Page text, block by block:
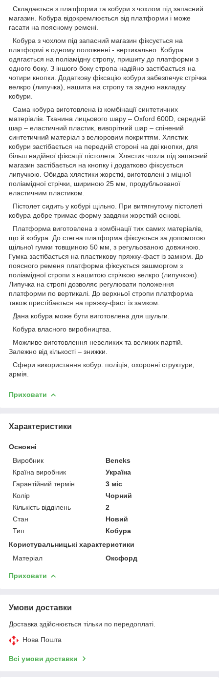
Складається з платформи та кобури з чохлом під запасний
магазин. Кобура відокремлюється від платформи і може
гасати на поясному ремені.
Кобура з чохлом під запасний магазин фіксується на
платформі в одному положенні - вертикально. Кобура
одягається на поліамідну стропу, пришиту до платформи з
одного боку. З іншого боку стропа надійно застібається на
чотири кнопки. Додаткову фіксацію кобури забезпечує стрічка
велкро (липучка), нашита на стропу та задню накладку
кобури.
Сама кобура виготовлена із комбінації синтетичних
матеріалів. Тканина лицьового шару – Oxford 600D, середній
шар – еластичний пластик, виворітний шар – спінений
синтетичний матеріал з велюровим покриттям. Хлястик
кобури застібається на передній стороні на дві кнопки, для
більш надійної фіксації пістолета. Хлястик чохла під запасний
магазин застібається на кнопку і додатково фіксується
липучкою. Обидва хлястики жорсткі, виготовлені з міцної
поліамідної стрічки, шириною 25 мм, продубльованої
еластичним пластиком.
Пістолет сидить у кобурі щільно. При витягнутому пістолеті
кобура добре тримає форму завдяки жорсткій основі.
Платформа виготовлена з комбінації тих самих матеріалів,
що й кобура. До стегна платформа фіксується за допомогою
щільної гумки товщиною 50 мм, з регульованою довжиною.
Гумка застібається на пластикову пряжку-фаст із замком. До
поясного ременя платформа фіксується зашморгом з
поліамідної стропи з нашитою стрічкою велкро (липучкою).
Липучка на стропі дозволяє регулювати положення
платформи по вертикалі. До верхньої стропи платформа
також пристібається на пряжку-фаст із замком.
Дана кобура може бути виготовлена для шульги.
Кобура власного виробництва.
Можливе виготовлення невеликих та великих партій.
Залежно від кількості – знижки.
Сфери використання кобур: поліція, охоронні структури,
армія.
Приховати
Характеристики
Основні
Виробник
Beneks
Країна виробник
Україна
Гарантійний термін
3 міс
Колір
Чорний
Кількість відділень
2
Стан
Новий
Тип
Кобура
Користувальницькі характеристики
Матеріал
Оксфорд
Приховати
Умови доставки
Доставка здійснюється тільки по передоплаті.
Нова Пошта
Всі умови доставки